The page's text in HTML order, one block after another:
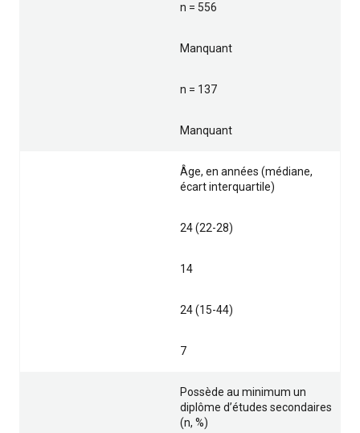
n = 556
Manquant
n = 137
Manquant
Âge, en années (médiane,
écart interquartile)
24 (22-28)
14
24 (15-44)
7
Possède au minimum un
diplôme d’études secondaires
(n, %)